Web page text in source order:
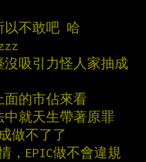
以不敢吧 哈
沒吸引力怪人家抽成
面的市佔來看
就天生帶著原罪
做不了了
，EPIC做不會違規